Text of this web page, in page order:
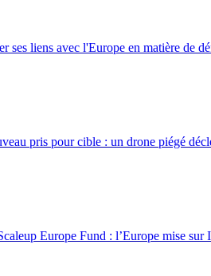
ses liens avec l'Europe en matière de
pris pour cible : un drone piégé
Europe Fund : l’Europe mise sur